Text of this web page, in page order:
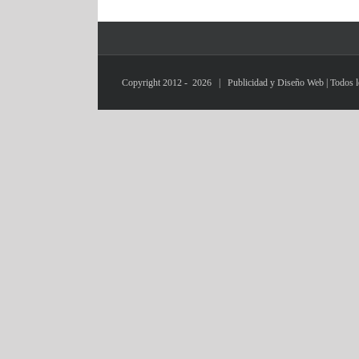
Copyright 2012 - 2026 | Publicidad y Diseño Web | Todos